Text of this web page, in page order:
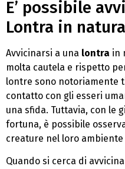
E’ possibile
Lontra in
Avvicinarsi a una lontra in
molta cautela e rispetto
lontre sono notoriamente
contatto con gli esseri
una sfida. Tuttavia, con le
fortuna, è possibile
creature nel loro
Quando si cerca di